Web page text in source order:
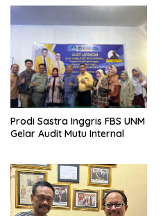
Prodi Sastra Inggris FBS UNM
Gelar Audit Mutu Internal